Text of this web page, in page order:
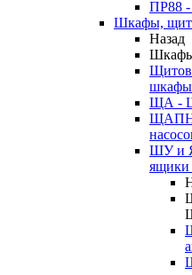
ПР88 -
Шкафы,
Назад
ЩА -
ЩАПН
ШУ и
ящики